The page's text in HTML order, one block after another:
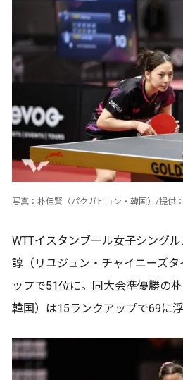
写真：朴佳賢（パクガヒョン・韓国）/提供
WTTイスタンブール女子シング
諄（リユジュン・チャイニーズ
ップで51位に。同大会準優勝の
韓国）は15ランクアップで69に浮